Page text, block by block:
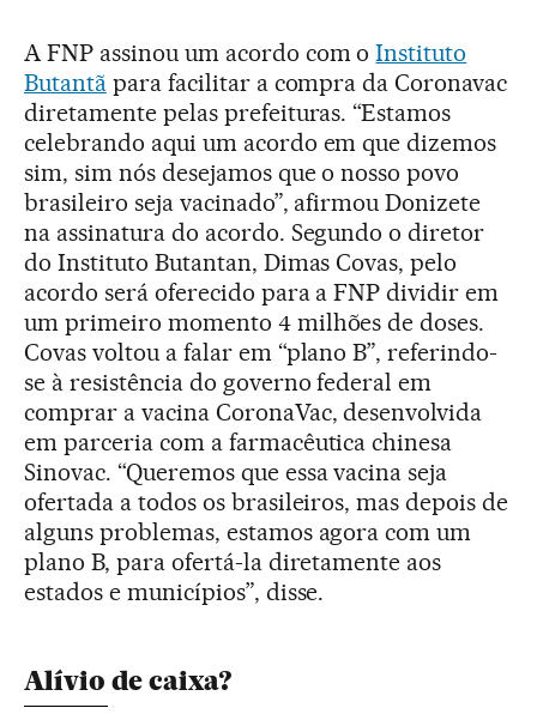
A FNP assinou um acordo com oInstituto
Butantãpara facilitar a compra da Coronavac
diretamente pelas prefeituras. “Estamos
celebrando aqui um acordo em que dizemos
sim, sim nós desejamos que o nosso povo
brasileiro seja vacinado”, afirmou Donizete
na assinatura do acordo. Segundo o diretor
do Instituto Butantan, Dimas Covas, pelo
acordo será oferecido para a FNP dividir em
um primeiro momento 4 milhões de doses.
Covas voltou a falar em “plano B”, referindo-
se à resistência do governo federal em
comprar a vacina CoronaVac, desenvolvida
em parceria com a farmacêutica chinesa
Sinovac. “Queremos que essa vacina seja
ofertada a todos os brasileiros, mas depois de
alguns problemas, estamos agora com um
plano B, para ofertá-la diretamente aos
estados e municípios”, disse.
Alívio de caixa?